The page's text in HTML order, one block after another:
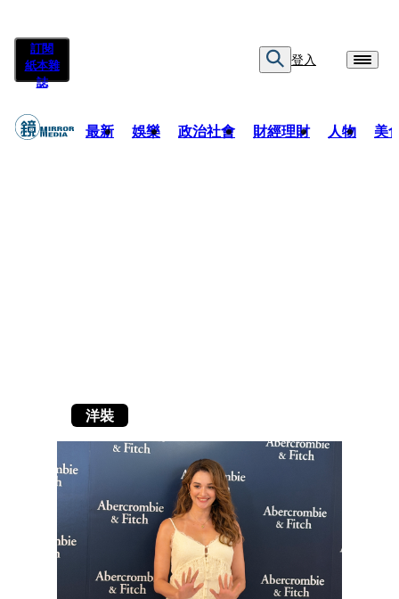
訂閱
紙本雜
誌
登入
最新 娛樂 政治社會 財經理財 人物 美
洋裝